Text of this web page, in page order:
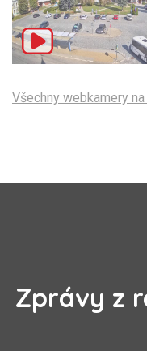
Všechny webkamery
Zprávy z